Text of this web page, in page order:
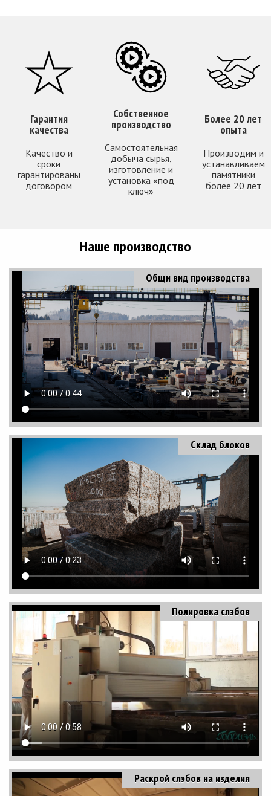
Гарантия
качества
Качество и
сроки
гарантированы
договором
Собственное
производство
Самостоятельная
добыча сырья,
изготовление и
установка «под
ключ»
Более 20 лет
опыта
Производим и
устанавливаем
памятники
более 20 лет
Наше производство
Общи вид производства
Склад блоков
Полировка слэбов
Раскрой слэбов на изделия